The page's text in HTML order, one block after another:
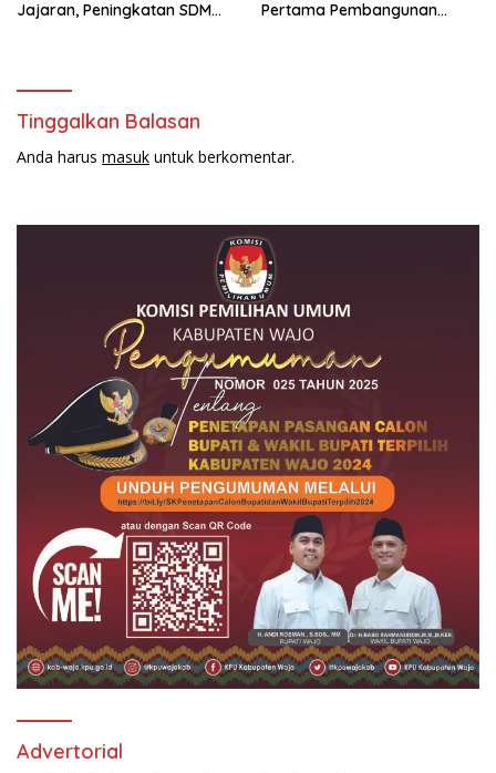
Jajaran, Peningkatan SDM
Pertama Pembangunan
Tinggalkan Balasan
Anda harus masuk untuk berkomentar.
Advertorial